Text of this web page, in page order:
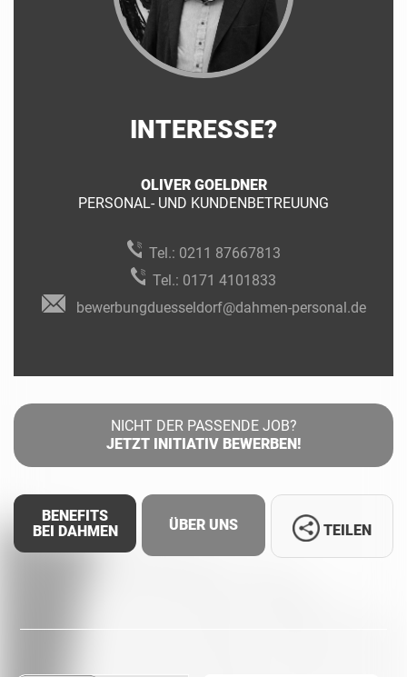
INTERESSE?
OLIVER GOELDNER
PERSONAL- UND KUNDENBETREUUNG
Tel.: 0211 87667813
Tel.: 0171 4101833
bewerbungduesseldorf@dahmen-personal.de
NICHT DER PASSENDE JOB?
JETZT INITIATIV BEWERBEN!
BENEFITS
BEI DAHMEN
ÜBER UNS TEILEN